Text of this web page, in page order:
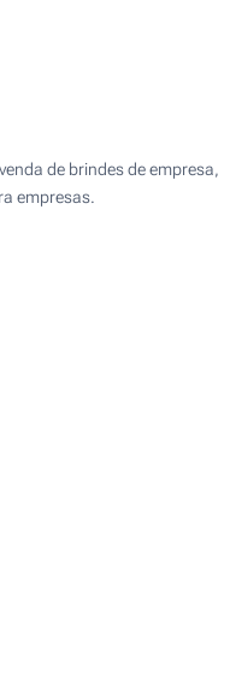
de brindes de empresa,
empresas.